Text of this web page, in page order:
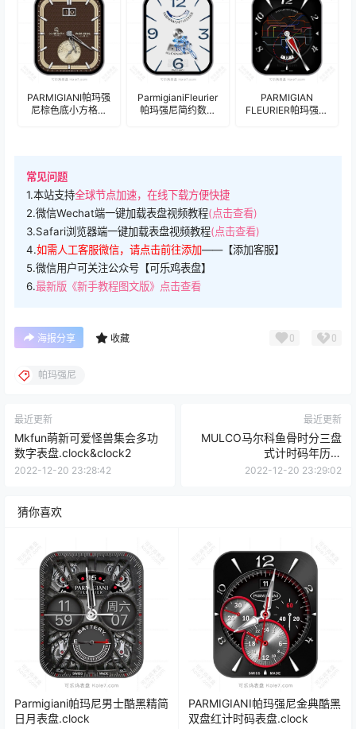
PARMIGIANI帕玛强
尼棕色底小方格单
ParmigianiFleurier
帕玛强尼简约数字
PARMIGIAN
FLEURIER帕玛强尼
常见问题
1.本站支持全球节点加速，在线下载方便快捷
2.微信Wechat端一键加载表盘视频教程(点击查看)
3.Safari浏览器端一键加载表盘视频教程(点击查看)
4.如需人工客服微信，请点击前往添加——【添加客服】
5.微信用户可关注公众号【可乐鸡表盘】
6.最新版《新手教程图文版》点击查看
海报分享 收藏 0 0
帕玛强尼
最近更新
Mkfun萌新可爱怪兽集会多功
数字表盘.clock&clock2
2022-12-20 23:28:42
最近更新
MULCO马尔科鱼骨时分三盘
式计时码年历表
盘.clock&clock2
2022-12-20 23:29:02
猜你喜欢
Parmigiani帕玛尼男士酷黑精简
日月表盘.clock
PARMIGIANI帕玛强尼金典酷黑
双盘红计时码表盘.clock